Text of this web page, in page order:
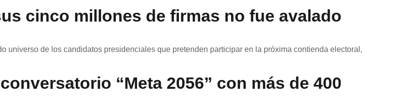
cinco millones de firmas no fue avalado
universo de los candidatos presidenciales que pretenden participar en la próxima contienda electoral,
“Meta 2056” con más de 400